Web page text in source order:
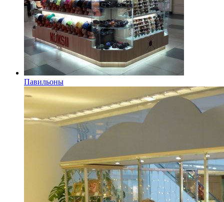
Павильоны